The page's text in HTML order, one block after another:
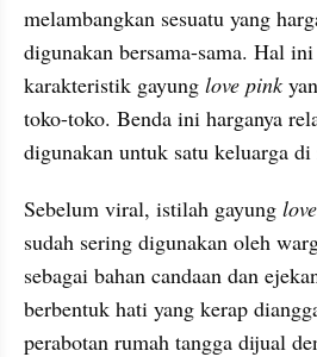
melambangkan sesuatu yang
digunakan bersama-sama. Hal
karakteristik gayung love pink
toko-toko. Benda ini harganya
digunakan untuk satu keluarga di
Sebelum viral, istilah gayung
sudah sering digunakan oleh
sebagai bahan candaan dan
berbentuk hati yang kerap
perabotan rumah tangga dijual